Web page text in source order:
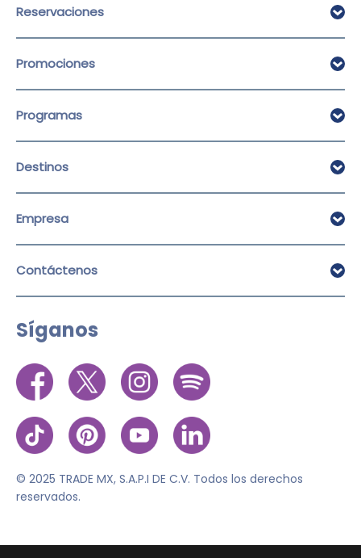
Preguntas frecuentes
Facturación
Reservaciones
Ver/Cancelar una reservación
Pre Check-in
Promociones
Suscríbase al boletín
Programas
Destinos
Ciudad de México
Tijuana
Destinos
Empresa
Ofertas de trabajo
Politicas de renta
Aviso de privacidad
Términos de uso
Política de cookies
Contáctenos
Llámenos
Síganos
© 2025 TRADE MX, S.A.P.I DE C.V. Todos los derechos
reservados.